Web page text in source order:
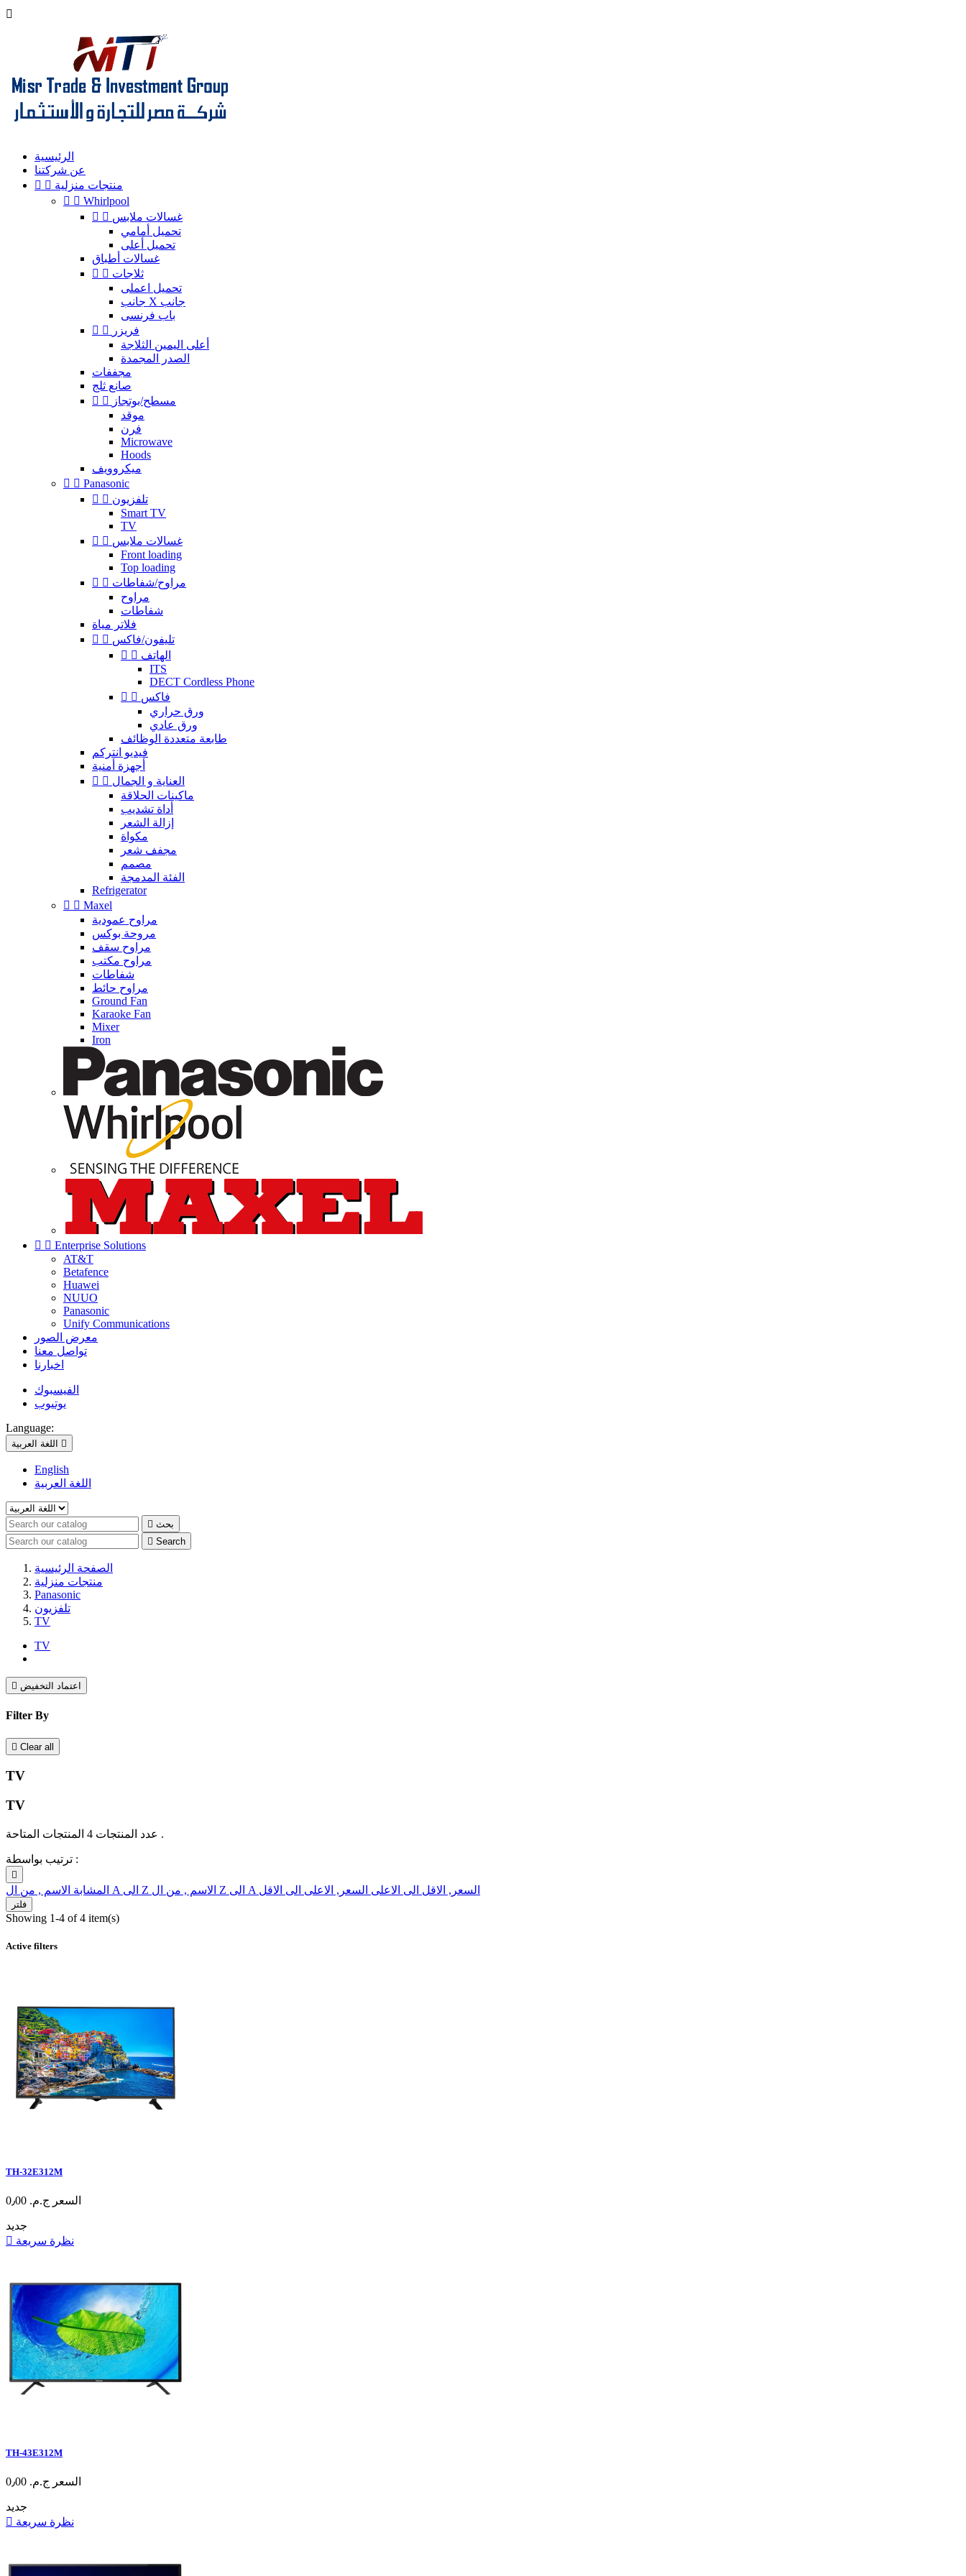

الرئيسية
عن شركتنا
  منتجات منزلية
  Whirlpool
  غسالات ملابس
تحميل أمامي
تحميل أعلى
غسالات أطباق
  ثلاجات
تحميل اعملى
جانب X جانب
باب فرنسى
 
فريزر
أعلى اليمين الثلاجة
الصدر المجمدة
مجففات
صانع ثلج
  مسطح/بوتجاز
موقد
فرن
Microwave
Hoods
ميكروويف
  Panasonic
  تلفزيون
Smart TV
TV
  غسالات ملابس
Front loading
Top loading
  مراوح/شفاطات
مراوح
شفاطات
فلاتر مياة
  تليفون/فاكس
  الهاتف
ITS
DECT Cordless Phone
  فاكس
ورق حراري
ورق عادي
طابعة متعددة الوظائف
فيديو انتركم
أجهزة أمنية
  العناية و الجمال
ماكينات الحلاقة
أداة تشديب
إزالة الشعر
مكواة
مجفف شعر
مصمم
الفئة المدمجة
Refrigerator
  Maxel
مراوح عمودية
مروحة بوكس
مراوح سقف
مراوح مكتب
شفاطات
مراوح حائط
Ground Fan
Karaoke Fan
Mixer
Iron
  Enterprise Solutions
AT&T
Betafence
Huawei
NUUO
Panasonic
Unify Communications
معرض الصور
تواصل معنا
اخبارنا
الفيسبوك
يوتيوب
Language:
اللغة العربية 
English
اللغة العربية
 بحث
 Search
الصفحة الرئيسية
منتجات منزلية
Panasonic
تلفزيون
TV
TV
 اعتماد التخفيض
Filter By
 Clear all
TV
TV
عدد المنتجات 4 المنتجات المتاحة .
ترتيب بواسطة :

المشابة الاسم , من ال A الى Z الاسم , من ال Z الى A السعر, الاقل الى الاعلى السعر, الاعلى الى الاقل
فلتر
Showing 1-4 of 4 item(s)
Active filters
TH-32E312M
السعر ج.م.‏ 0٫00
جديد
 نظرة سريعة
TH-43E312M
السعر ج.م.‏ 0٫00
جديد
 نظرة سريعة